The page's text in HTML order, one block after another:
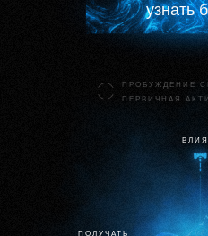
ПРОБУЖДЕНИЕ
ПЕРВИЧНAЯ
ПОЛУЧАТЬ
узнaть